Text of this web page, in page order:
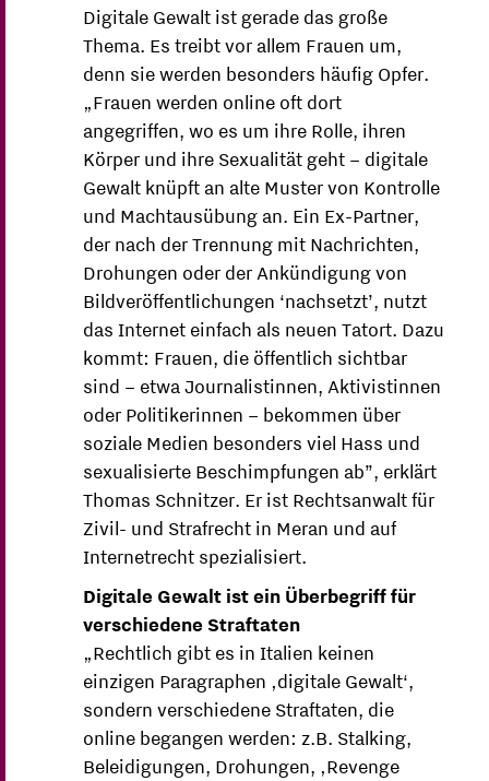
Digitale Gewalt ist gerade das große
Thema. Es treibt vor allem Frauen um,
denn sie werden besonders häufig Opfer.
„Frauen werden online oft dort
angegriffen, wo es um ihre Rolle, ihren
Körper und ihre Sexualität geht – digitale
Gewalt knüpft an alte Muster von Kontrolle
und Machtausübung an. Ein Ex-Partner,
der nach der Trennung mit Nachrichten,
Drohungen oder der Ankündigung von
Bildveröffentlichungen ‘nachsetzt’, nutzt
das Internet einfach als neuen Tatort. Dazu
kommt: Frauen, die öffentlich sichtbar
sind – etwa Journalistinnen, Aktivistinnen
oder Politikerinnen – bekommen über
soziale Medien besonders viel Hass und
sexualisierte Beschimpfungen ab”, erklärt
Thomas Schnitzer. Er ist Rechtsanwalt für
Zivil- und Strafrecht in Meran und auf
Internetrecht spezialisiert.
Digitale Gewalt ist ein Überbegriff für
verschiedene Straftaten
„Rechtlich gibt es in Italien keinen
einzigen Paragraphen ‚digitale Gewalt‘,
sondern verschiedene Straftaten, die
online begangen werden: z.B. Stalking,
Beleidigungen, Drohungen, ‚Revenge